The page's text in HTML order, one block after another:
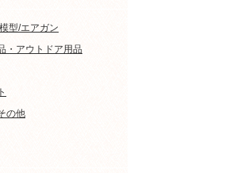
型/エアガン
・アウトドア用品
の他